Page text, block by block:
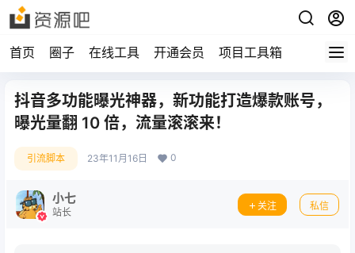
首页 圈子 在线工具 开通会员 项目工具箱
抖音多功能曝光神器，新功能打造爆款账号，
曝光量翻 10 倍，流量滚滚来！
引流脚本 23年11月16日 0
小七
站长
关注 私信